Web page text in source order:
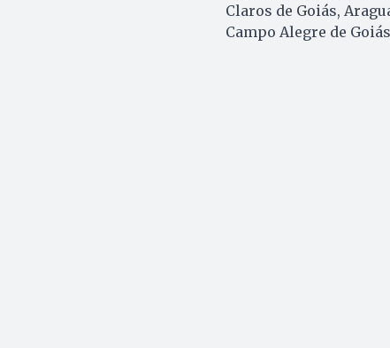
Claros de Goiás,
Campo Alegre de